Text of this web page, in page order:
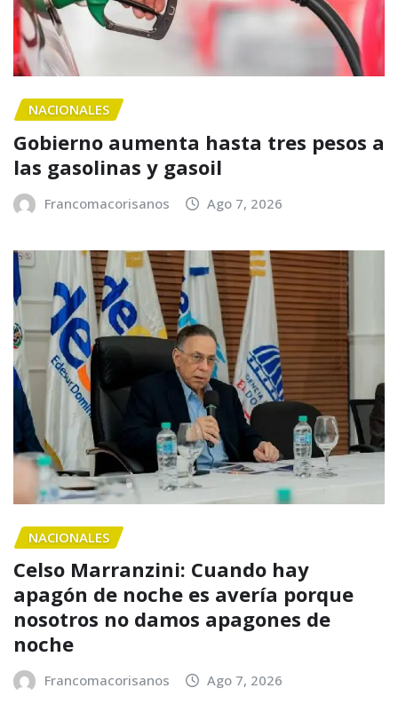
NACIONALES
Gobierno aumenta hasta tres pesos a
las gasolinas y gasoil
Francomacorisanos Ago 7, 2026
NACIONALES
Celso Marranzini: Cuando hay
apagón de noche es avería porque
nosotros no damos apagones de
noche
Francomacorisanos Ago 7, 2026